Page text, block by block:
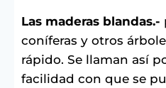
Las maderas blandas.-
coníferas y otros
rápido. Se llaman así
facilidad con que se